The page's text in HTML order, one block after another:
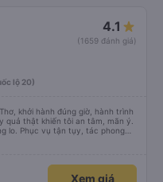
4.1
(1659 đánh giá)
lộ 20)
khởi hành đúng giờ, hành trình
lo. Phục vụ tận tụy, tác phong
vội vã. Xã hội loạn đạo. Xin gửi
Xem giá